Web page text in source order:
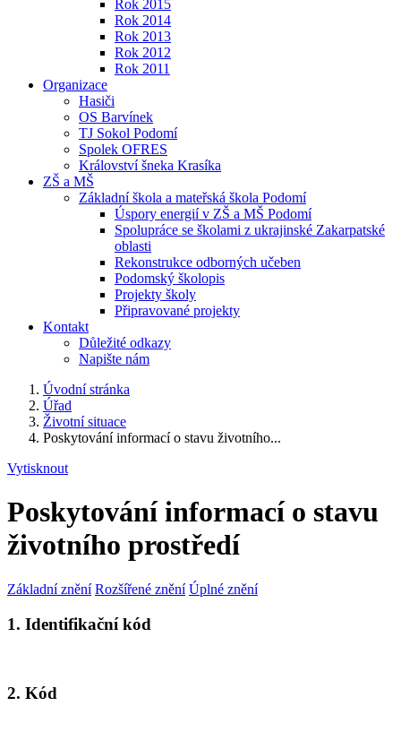
Rok 2015
Rok 2014
Rok 2013
Rok 2012
Rok 2011
Organizace
Hasiči
OS Barvínek
TJ Sokol Podomí
Spolek OFRES
Království šneka Krasíka
ZŠ a MŠ
Základní škola a mateřská škola Podomí
Úspory energií v ZŠ a MŠ Podomí
Spolupráce se školami z ukrajinské Zakarpatské
oblasti
Rekonstrukce odborných učeben
Podomský školopis
Projekty školy
Připravované projekty
Kontakt
Důležité odkazy
Napište nám
Úvodní stránka
Úřad
Životní situace
Poskytování informací o stavu životního...
Vytisknout
Poskytování informací o stavu
životního prostředí
Základní znění Rozšířené znění Úplné znění
1. Identifikační kód
2. Kód